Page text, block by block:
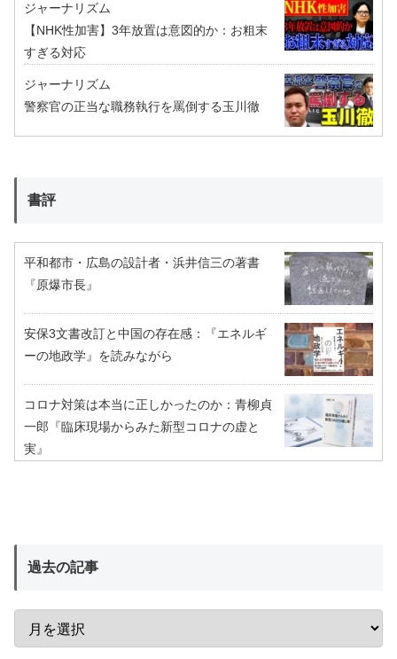
ジャーナリズム
【NHK性加害】3年放置は意図的か：お粗末
すぎる対応
ジャーナリズム
警察官の正当な職務執行を罵倒する玉川徹
書評
平和都市・広島の設計者・浜井信三の著書
『原爆市長』
安保3文書改訂と中国の存在感：『エネルギ
ーの地政学』を読みながら
コロナ対策は本当に正しかったのか：青柳貞
一郎『臨床現場からみた新型コロナの虚と
実』
過去の記事